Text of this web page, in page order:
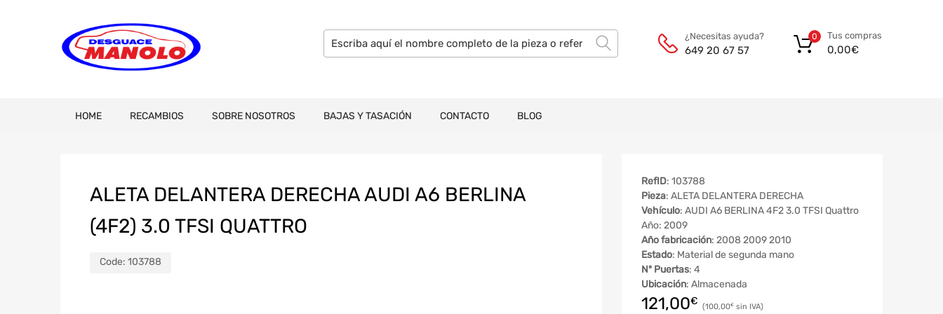
¿Necesitas ayuda?
649 20 67 57
Tus compras
0,00€
0
HOME RECAMBIOS SOBRE NOSOTROS BAJAS Y TASACIÓN CONTACTO BLOG
ALETA DELANTERA DERECHA AUDI A6 BERLINA
(4F2) 3.0 TFSI QUATTRO
Code: 103788
RefID: 103788
Pieza: ALETA DELANTERA DERECHA
Vehículo: AUDI A6 BERLINA 4F2 3.0 TFSI Quattro
Año: 2009
Año fabricación: 2008 2009 2010
Estado: Material de segunda mano
Nº Puertas: 4
Ubicación: Almacenada
121,00€ 100,00€